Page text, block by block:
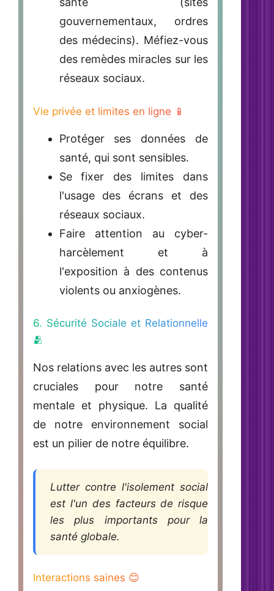
gouvernementaux, ordres
des médecins). Méfiez-vous
des remèdes miracles sur les
réseaux sociaux.
Vie privée et limites en ligne 📱
Protéger ses données de
santé, qui sont sensibles.
Se fixer des limites dans
l'usage des écrans et des
réseaux sociaux.
Faire attention au cyber-
harcèlement et à
l'exposition à des contenus
violents ou anxiogènes.
6. Sécurité Sociale et Relationnelle
🫂
Nos relations avec les autres sont
cruciales pour notre santé
mentale et physique. La qualité
de notre environnement social
est un pilier de notre équilibre.
Lutter contre l'isolement social
est l'un des facteurs de risque
les plus importants pour la
santé globale.
Interactions saines 😊